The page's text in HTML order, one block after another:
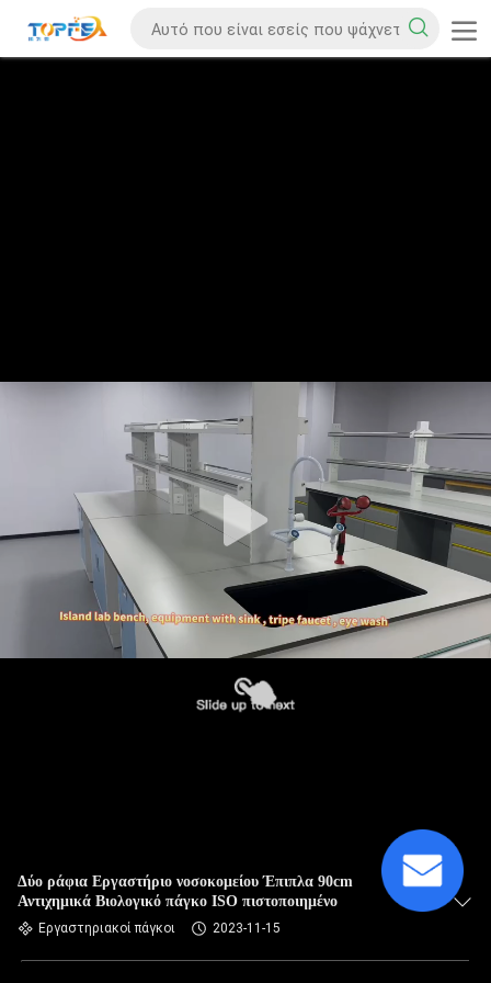
Δύο ράφια Εργαστήριο νοσοκομείου Έπιπλα 90cm
Αντιχημικά Βιολογικό πάγκο ISO πιστοποιημένο
Εργαστηριακοί πάγκοι 2023-11-15